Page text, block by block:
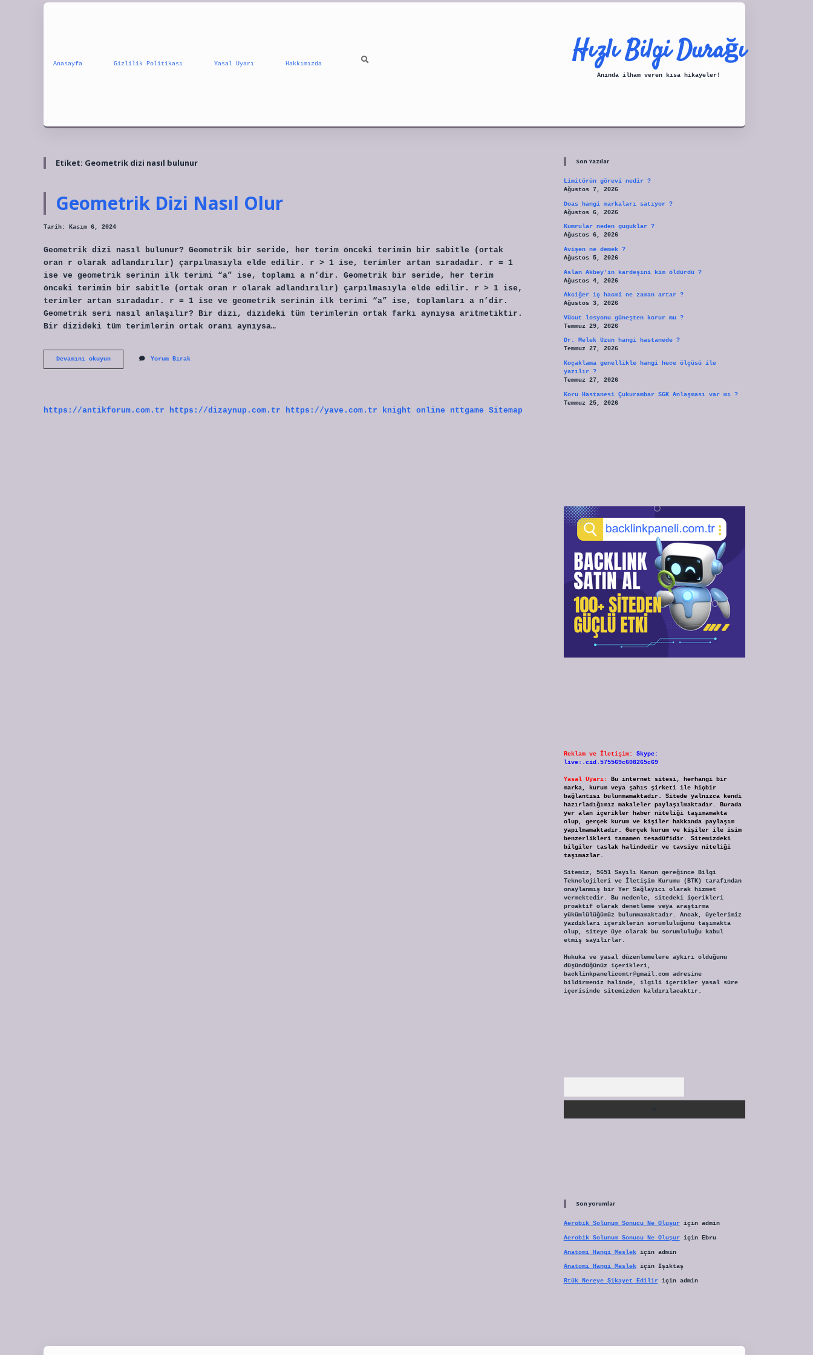
Anasayfa Gizlilik Politikası Yasal Uyarı Hakkımızda Hızlı Bilgi Durağı
Anında ilham veren kısa hikayeler!
Etiket: Geometrik dizi nasıl bulunur
Geometrik Dizi Nasıl Olur
Tarih: Kasım 6, 2024
Geometrik dizi nasıl bulunur? Geometrik bir seride, her terim önceki terimin bir sabitle (ortak
oran r olarak adlandırılır) çarpılmasıyla elde edilir. r > 1 ise, terimler artan sıradadır. r = 1
ise ve geometrik serinin ilk terimi “a” ise, toplamı a n’dir. Geometrik bir seride, her terim
önceki terimin bir sabitle (ortak oran r olarak adlandırılır) çarpılmasıyla elde edilir. r > 1 ise,
terimler artan sıradadır. r = 1 ise ve geometrik serinin ilk terimi “a” ise, toplamları a n’dir.
Geometrik seri nasıl anlaşılır? Bir dizi, dizideki tüm terimlerin ortak farkı aynıysa aritmetiktir.
Bir dizideki tüm terimlerin ortak oranı aynıysa…
Devamını okuyunGeometrik
Dizi
Yorum Bırak
https://antikforum.com.tr https://dizaynup.com.tr https://yave.com.tr knight online nttgame Sitemap
Son Yazılar
Limitörün görevi nedir ?
Ağustos 7, 2026
Doas hangi markaları satıyor ?
Ağustos 6, 2026
Kumrular neden guguklar ?
Ağustos 6, 2026
Avişen ne demek ?
Ağustos 5, 2026
Aslan Akbey’in kardeşini kim öldürdü ?
Ağustos 4, 2026
Akciğer iç hacmi ne zaman artar ?
Ağustos 3, 2026
Vücut losyonu güneşten korur mu ?
Temmuz 29, 2026
Dr. Melek Uzun hangi hastanede ?
Temmuz 27, 2026
Koçaklama genellikle hangi hece ölçüsü ile
yazılır ?
Temmuz 27, 2026
Koru Hastanesi Çukurambar SGK Anlaşması var mı ?
Temmuz 25, 2026
Reklam ve İletişim:
Skype:
live:.cid.575569c608265c69
Yasal Uyarı:
Bu internet sitesi, herhangi bir
marka, kurum veya şahıs şirketi ile hiçbir
bağlantısı bulunmamaktadır. Sitede yalnızca kendi
hazırladığımız makaleler paylaşılmaktadır. Burada
yer alan içerikler haber niteliği taşımamakta
olup, gerçek kurum ve kişiler hakkında paylaşım
yapılmamaktadır. Gerçek kurum ve kişiler ile isim
benzerlikleri tamamen tesadüfidir. Sitemizdeki
bilgiler taslak halindedir ve tavsiye niteliği
taşımazlar.
Sitemiz, 5651 Sayılı Kanun gereğince Bilgi
Teknolojileri ve İletişim Kurumu (BTK) tarafından
onaylanmış bir Yer Sağlayıcı olarak hizmet
vermektedir. Bu nedenle, sitedeki içerikleri
proaktif olarak denetleme veya araştırma
yükümlülüğümüz bulunmamaktadır. Ancak, üyelerimiz
yazdıkları içeriklerin sorumluluğunu taşımakta
olup, siteye üye olarak bu sorumluluğu kabul
etmiş sayılırlar.
Hukuka ve yasal düzenlemelere aykırı olduğunu
düşündüğünüz içerikleri,
backlinkpanelicomtr@gmail.comadresine
bildirmeniz halinde, ilgili içerikler yasal süre
içerisinde sitemizden kaldırılacaktır.
Son yorumlar
Aerobik Solunum Sonucu Ne Oluşuriçin admin
Aerobik Solunum Sonucu Ne Oluşuriçin Ebru
Anatomi Hangi Meslekiçin admin
Anatomi Hangi Meslekiçin Işıktaş
Rtük Nereye Şikayet Ediliriçin admin